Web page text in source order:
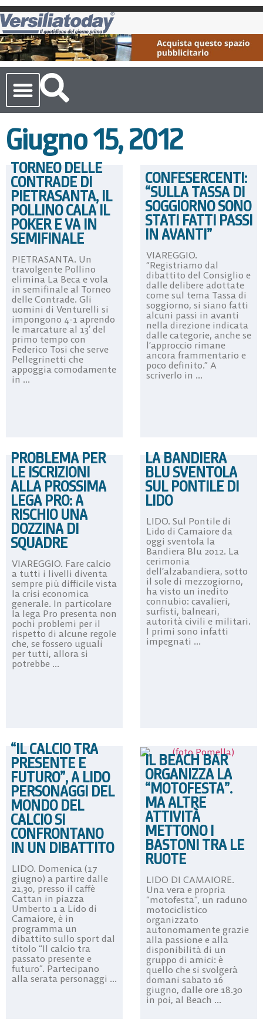
Giugno 15, 2012
TORNEO DELLE
CONTRADE DI
PIETRASANTA, IL
POLLINO CALA IL
POKER E VA IN
SEMIFINALE
PIETRASANTA. Un
travolgente Pollino
elimina La Beca e vola
in semifinale al Torneo
delle Contrade. Gli
uomini di Venturelli si
impongono 4-1 aprendo
le marcature al 13′ del
primo tempo con
Federico Tosi che serve
Pellegrinetti che
appoggia comodamente
in ...
CONFESERCENTI:
“SULLA TASSA DI
SOGGIORNO SONO
STATI FATTI PASSI
IN AVANTI”
VIAREGGIO.
“Registriamo dal
dibattito del Consiglio e
dalle delibere adottate
come sul tema Tassa di
soggiorno, si siano fatti
alcuni passi in avanti
nella direzione indicata
dalle categorie, anche se
l’approccio rimane
ancora frammentario e
poco definito.” A
scriverlo in ...
PROBLEMA PER
LE ISCRIZIONI
ALLA PROSSIMA
LEGA PRO: A
RISCHIO UNA
DOZZINA DI
SQUADRE
VIAREGGIO. Fare calcio
a tutti i livelli diventa
sempre più difficile vista
la crisi economica
generale. In particolare
la lega Pro presenta non
pochi problemi per il
rispetto di alcune regole
che, se fossero uguali
per tutti, allora si
potrebbe ...
LA BANDIERA
BLU SVENTOLA
SUL PONTILE DI
LIDO
LIDO. Sul Pontile di
Lido di Camaiore da
oggi sventola la
Bandiera Blu 2012. La
cerimonia
dell’alzabandiera, sotto
il sole di mezzogiorno,
ha visto un inedito
connubio: cavalieri,
surfisti, balneari,
autorità civili e militari.
I primi sono infatti
impegnati ...
“IL CALCIO TRA
PRESENTE E
FUTURO”, A LIDO
PERSONAGGI DEL
MONDO DEL
CALCIO SI
CONFRONTANO
IN UN DIBATTITO
LIDO. Domenica (17
giugno) a partire dalle
21,30, presso il caffè
Cattan in piazza
Umberto 1 a Lido di
Camaiore, è in
programma un
dibattito sullo sport dal
titolo “Il calcio tra
passato presente e
futuro”. Partecipano
alla serata personaggi ...
IL BEACH BAR
ORGANIZZA LA
“MOTOFESTA”.
MA ALTRE
ATTIVITÀ
METTONO I
BASTONI TRA LE
RUOTE
LIDO DI CAMAIORE.
Una vera e propria
“motofesta”, un raduno
motociclistico
organizzato
autonomamente grazie
alla passione e alla
disponibilità di un
gruppo di amici: è
quello che si svolgerà
domani sabato 16
giugno, dalle ore 18.30
in poi, al Beach ...